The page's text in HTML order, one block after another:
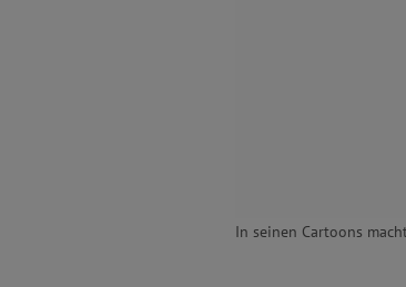
In seinen Cartoons